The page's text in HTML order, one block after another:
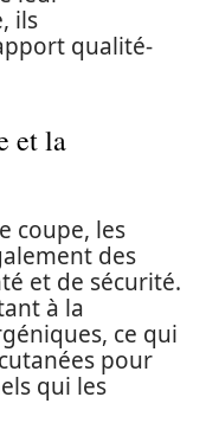
ils
qualité-
et la
coupe, les
des
et de sécurité.
à la
ce qui
pour
qui les